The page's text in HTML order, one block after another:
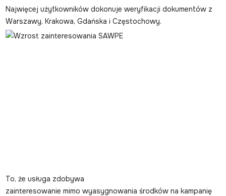
Najwięcej użytkowników dokonuje weryfikacji dokumentów z
Warszawy, Krakowa, Gdańska i Częstochowy.
To, że usługa zdobywa
zainteresowanie mimo wyasygnowania środków na kampanię